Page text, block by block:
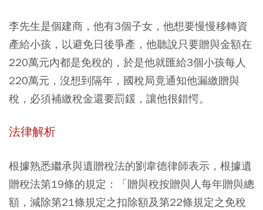
李先生是個建商，他有3個子女，他想要慢慢移轉資
產給小孩，以避免日後爭產，他聽說只要贈與金額在
220萬元內都是免稅的，於是他就匯給3個小孩每人
220萬元，沒想到隔年，國稅局竟通知他漏繳贈與
稅，必須補繳稅金還要罰鍰，讓他很錯愕。
法律解析
根據熟悉繼承與遺贈稅法的劉韋德律師表示，根據遺
贈稅法第19條的規定：「贈與稅按贈與人每年贈與總
額，減除第21條規定之扣除額及第22條規定之免稅